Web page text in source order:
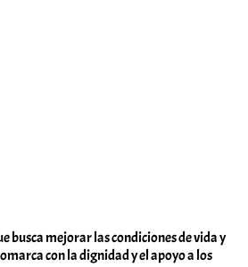
mejorar las condiciones de vida y
con la dignidad y el apoyo a los